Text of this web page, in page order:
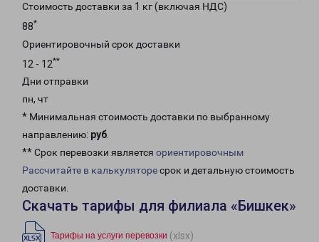
Стоимость доставки за 1 кг (включая НДС)
88*
Ориентировочный срок доставки
12 - 12**
Дни отправки
пн, чт
* Минимальная стоимость доставки по выбранному
направлению: руб.
** Срок перевозки является ориентировочным
Рассчитайте в калькуляторесрок и детальную стоимость
доставки.
Скачать тарифы для филиала «Бишкек»
Тарифы на услуги перевозки (xlsx)